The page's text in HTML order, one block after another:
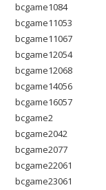
bcgame1084
bcgame11053
bcgame11067
bcgame12054
bcgame12068
bcgame14056
bcgame16057
bcgame2
bcgame2042
bcgame2077
bcgame22061
bcgame23061